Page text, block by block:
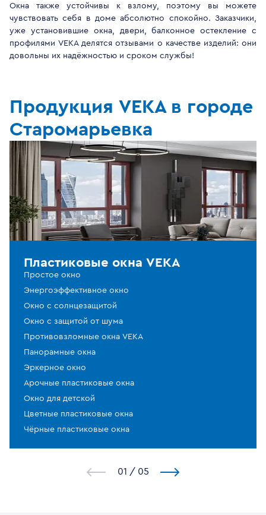
Окна также устойчивы к взлому, поэтому вы можете
чувствовать себя в доме абсолютно спокойно. Заказчики,
уже установившие окна, двери, балконное остекление с
профилями VEKA делятся отзывами о качестве изделий: они
довольны их надёжностью и сроком службы!
Продукция VEKA в городе
Старомарьевка
Пластиковые окна VEKA
Простое окно
Энергоэффективное окно
Окно с солнцезащитой
Окно с защитой от шума
Противовзломные окна VEKA
Панорамные окна
Эркерное окно
Арочные пластиковые окна
Окно для детской
Цветные пластиковые окна
Чёрные пластиковые окна
1 / 5